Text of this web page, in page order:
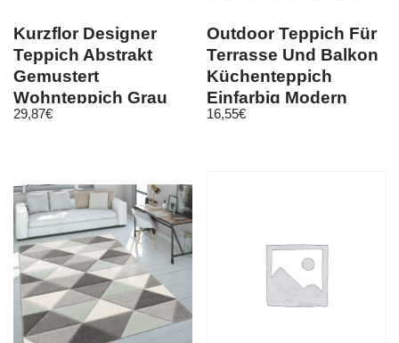
Kurzflor Designer
Teppich Abstrakt
Gemustert
Wohnteppich Grau
Blau Weiss Meliert
29,87€
Outdoor Teppich Für
Terrasse Und Balkon
Küchenteppich
Einfarbig Modern
Schwarz
16,55€